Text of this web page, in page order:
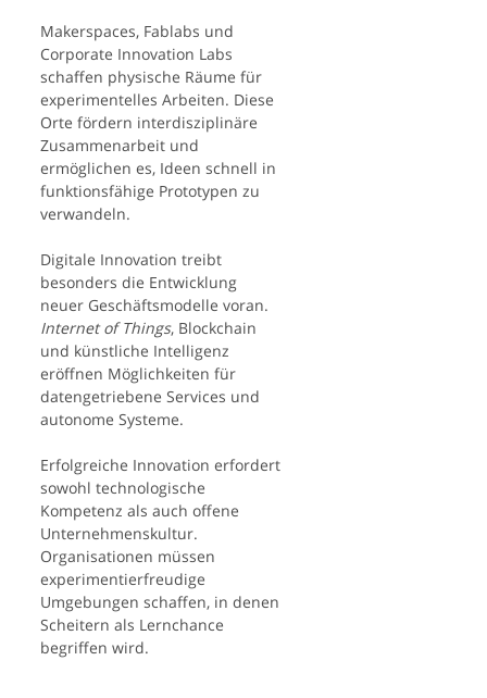
Makerspaces, Fablabs und
Corporate Innovation Labs
schaffen physische Räume für
experimentelles Arbeiten. Diese
Orte fördern interdisziplinäre
Zusammenarbeit und
ermöglichen es, Ideen schnell in
funktionsfähige Prototypen zu
verwandeln.
Digitale Innovation treibt
besonders die Entwicklung
neuer Geschäftsmodelle voran.
Internet of Things, Blockchain
und künstliche Intelligenz
eröffnen Möglichkeiten für
datengetriebene Services und
autonome Systeme.
Erfolgreiche Innovation erfordert
sowohl technologische
Kompetenz als auch offene
Unternehmenskultur.
Organisationen müssen
experimentierfreudige
Umgebungen schaffen, in denen
Scheitern als Lernchance
begriffen wird.